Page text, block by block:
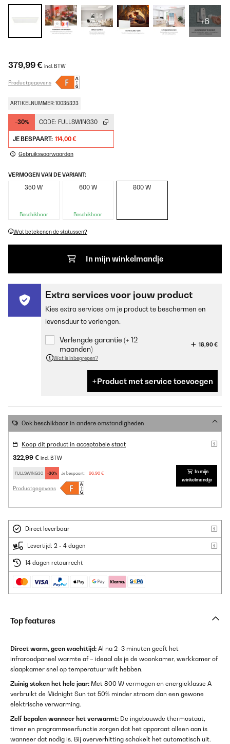
+6
379,99 € incl. BTW
Productgegevens
ARTIKELNUMMER: 10035323
-30% CODE: FULLSWING30
JE BESPAART: 114,00 €
Gebruiksvoorwaarden
VERMOGEN VAN DE VARIANT:
350 W
Beschikbaar
600 W
Beschikbaar
800 W
Wat betekenen de statussen?
In mijn winkelmandje
Extra services voor jouw product
Kies extra services om je product te beschermen en
levensduur te verlengen.
Verlengde garantie (+ 12
maanden)
18,90 €
Wat is inbegrepen?
Product met service toevoegen
Ook beschikbaar in andere omstandigheden
Koop dit product in acceptabele staat
322,99 € incl. BTW
FULLSWING30 -30% Je bespaart: 96,90 €
Productgegevens
In mijn
winkelmandje
Direct leverbaar
Levertijd: 2 - 4 dagen
14 dagen retourrecht
Top features
Direct warm, geen wachttijd: Al na 2–3 minuten geeft het
infraroodpaneel warmte af – ideaal als je de woonkamer, werkkamer of
slaapkamer snel op temperatuur wilt hebben.
Zuinig stoken het hele jaar: Met 800 W vermogen en energieklasse A
verbruikt de Midnight Sun tot 50% minder stroom dan een gewone
elektrische verwarming.
Zelf bepalen wanneer het verwarmt: De ingebouwde thermostaat,
timer en programmeerfunctie zorgen dat het apparaat alleen aan is
wanneer dat nodig is. Bij oververhitting schakelt het automatisch uit.